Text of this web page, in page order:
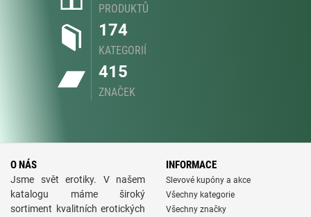
PRODUKTŮ
174
KATEGORIÍ
415
ZNAČEK
O NÁS
Jsme svět erotiky. V našem
katalogu máme široký
sortiment kvalitních erotických
INFORMACE
Slevové kupóny a akce
Všechny kategorie
Všechny značky